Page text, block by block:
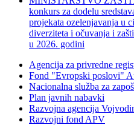
konkurs za dodelu
projekata ozelenjavanja u
diverziteta i očuvanja i
u 2026. godini
Agencija za privredne
Fond "Evropski poslovi"
Nacionalna služba za
Plan javnih nabavki
Razvojna agencija
Razvojni fond APV